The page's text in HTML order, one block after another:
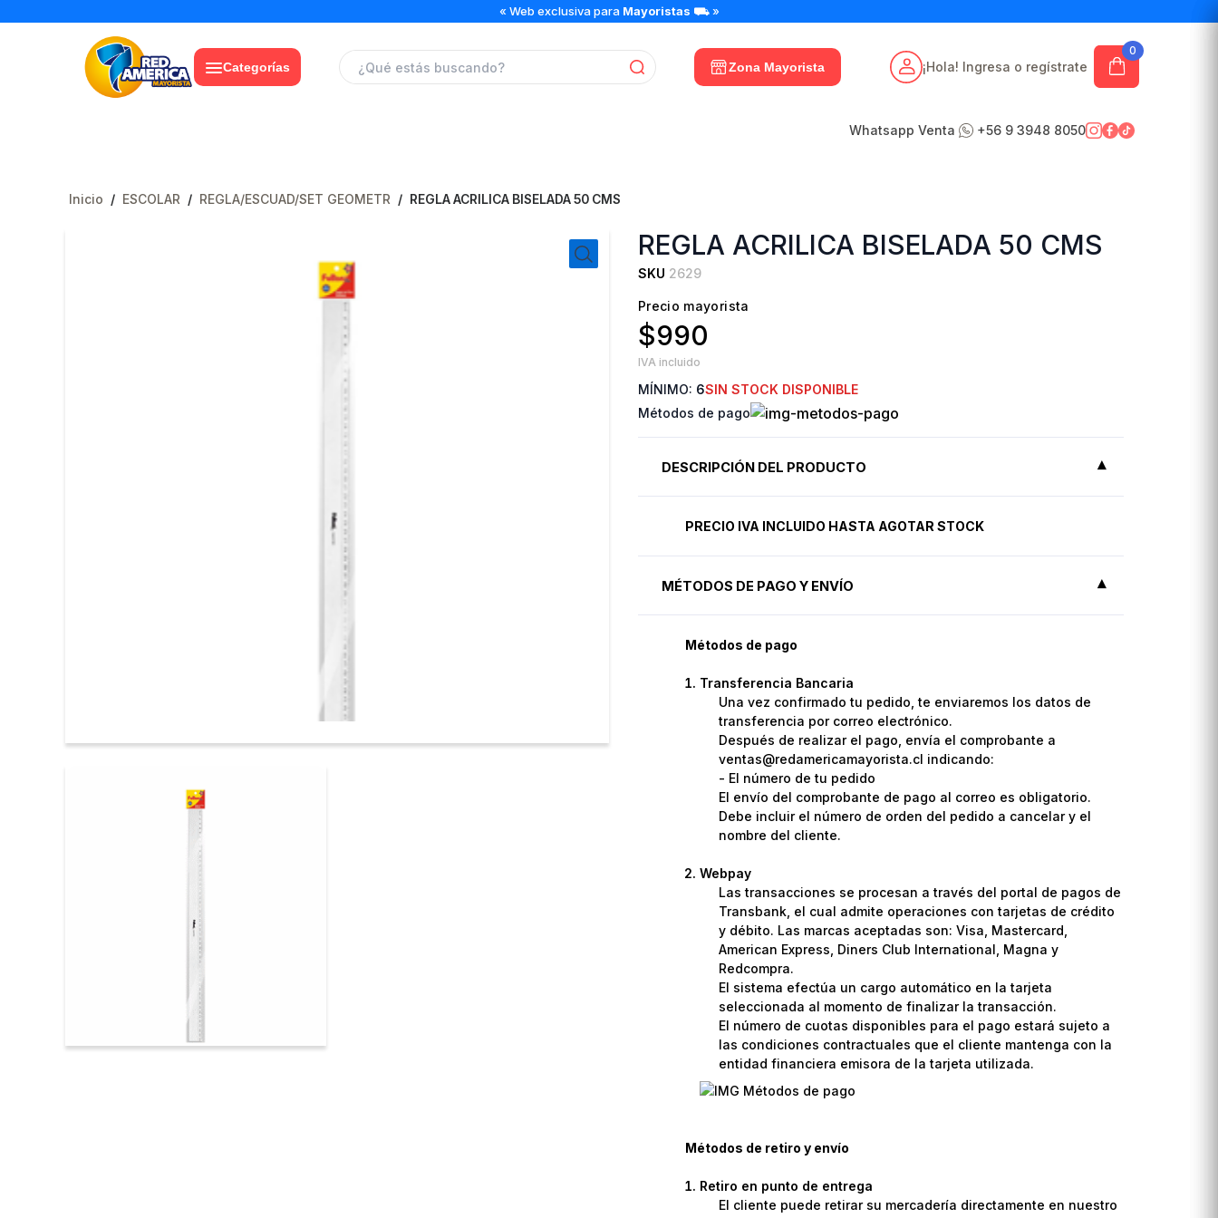
« Web exclusiva para Mayoristas ⛟ »
Categorías Zona Mayorista
0
¡Hola! Ingresa o regístrate
Whatsapp Venta +56 9 3948 8050
Inicio / ESCOLAR / REGLA/ESCUAD/SET GEOMETR / REGLA ACRILICA BISELADA 50 CMS
REGLA ACRILICA BISELADA 50 CMS
SKU 2629
Precio mayorista
$990
IVA incluido
MÍNIMO: 6SIN STOCK DISPONIBLE
Métodos de pago
DESCRIPCIÓN DEL PRODUCTO
PRECIO IVA INCLUIDO HASTA AGOTAR STOCK
MÉTODOS DE PAGO Y ENVÍO
Métodos de pago
Transferencia Bancaria
Una vez confirmado tu pedido, te enviaremos los datos de
transferencia por correo electrónico.
Después de realizar el pago, envía el comprobante a
ventas@redamericamayorista.cl indicando:
- El número de tu pedido
El envío del comprobante de pago al correo es obligatorio.
Debe incluir el número de orden del pedido a cancelar y el
nombre del cliente.
Webpay
Las transacciones se procesan a través del portal de pagos de
Transbank, el cual admite operaciones con tarjetas de crédito
y débito. Las marcas aceptadas son: Visa, Mastercard,
American Express, Diners Club International, Magna y
Redcompra.
El sistema efectúa un cargo automático en la tarjeta
seleccionada al momento de finalizar la transacción.
El número de cuotas disponibles para el pago estará sujeto a
las condiciones contractuales que el cliente mantenga con la
entidad financiera emisora de la tarjeta utilizada.
Métodos de retiro y envío
Retiro en punto de entrega
El cliente puede retirar su mercadería directamente en nuestro